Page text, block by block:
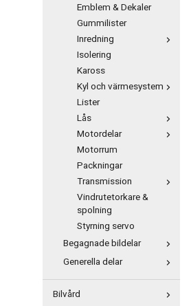
Emblem & Dekaler
Gummilister
Inredning
Isolering
Kaross
Kyl och värmesystem
Lister
Lås
Motordelar
Motorrum
Packningar
Transmission
Vindrutetorkare &
spolning
Styrning servo
Begagnade bildelar
Generella delar
Bilvård